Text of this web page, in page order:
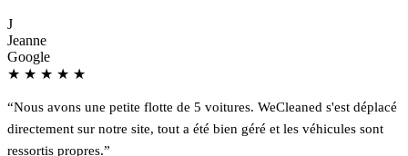
J
Jeanne
Google
★ ★ ★ ★ ★
“Nous avons une petite flotte de 5 voitures. WeCleaned s'est déplacé
directement sur notre site, tout a été bien géré et les véhicules sont
ressortis propres.”